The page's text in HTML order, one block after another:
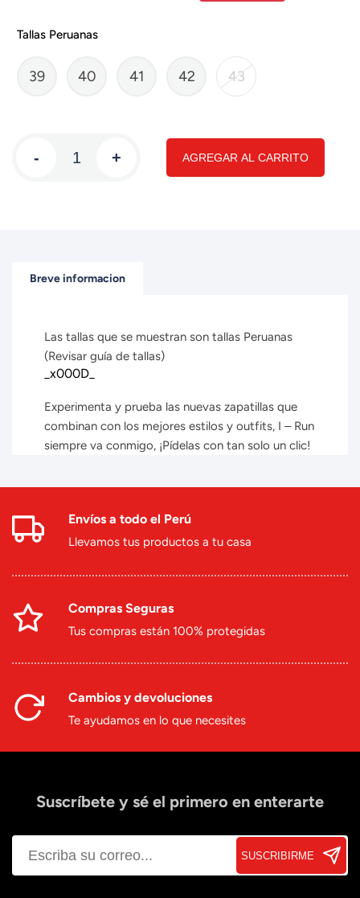
Tallas Peruanas
39 40 41 42 43
- + AGREGAR AL CARRITO
Breve informacion
Las tallas que se muestran son tallas Peruanas
(Revisar guía de tallas)
_x000D_
Experimenta y prueba las nuevas zapatillas que
combinan con los mejores estilos y outfits, I – Run
siempre va conmigo, ¡Pídelas con tan solo un clic!
Envíos a todo el Perú
Llevamos tus productos a tu casa
Compras Seguras
Tus compras están 100% protegidas
Cambios y devoluciones
Te ayudamos en lo que necesites
Suscríbete y sé el primero en enterarte
SUSCRIBIRME